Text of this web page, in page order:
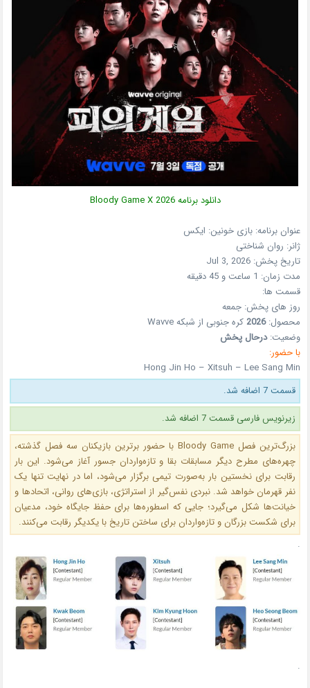
دانلود برنامه Bloody Game X 2026
عنوان برنامه: بازی خونین: ایکس
ژانر: روان شناختی
تاریخ پخش:Jul 3, 2026
مدت زمان: 1 ساعت و 45 دقیقه
قسمت ها:
روز های پخش: جمعه
محصول:2026 کره جنوبی از شبکهWavve
وضعیت:درحال پخش
با حضور:
Hong Jin Ho – Xitsuh – Lee Sang Min
قسمت 7 اضافه شد.
زیرنویس فارسی قسمت 7 اضافه شد.
بزرگ‌ترین فصل Bloody Game با حضور برترین بازیکنان سه فصل گذشته،
چهره‌های مطرح دیگر مسابقات بقا و تازه‌واردان جسور آغاز می‌شود. این بار
رقابت برای نخستین بار به‌صورت تیمی برگزار می‌شود، اما در نهایت تنها یک
نفر قهرمان خواهد شد. نبردی نفس‌گیر از استراتژی، بازی‌های روانی، اتحادها و
خیانت‌ها شکل می‌گیرد؛ جایی که اسطوره‌ها برای حفظ جایگاه خود، مدعیان
برای شکست بزرگان و تازه‌واردان برای ساختن تاریخ با یکدیگر رقابت می‌کنند.
.
.